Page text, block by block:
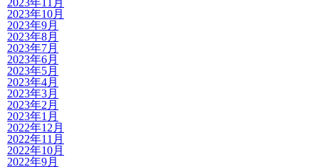
2023年11月
2023年10月
2023年9月
2023年8月
2023年7月
2023年6月
2023年5月
2023年4月
2023年3月
2023年2月
2023年1月
2022年12月
2022年11月
2022年10月
2022年9月